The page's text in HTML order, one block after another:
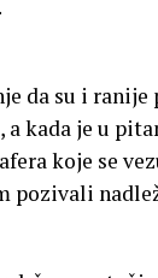
da su i ranije
kada je u
koje se
pozivali